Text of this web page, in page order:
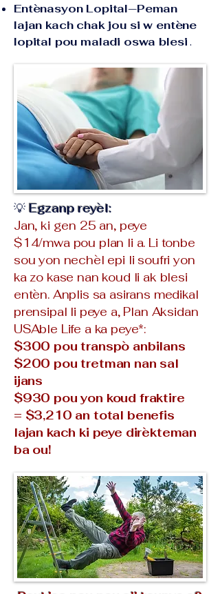
Entènasyon Lopital—Peman
lajan kach chak jou si w entène
lopital pou maladi oswa blesi.
💡 Egzanp reyèl:
Jan, ki gen 25 an, peye
$14/mwa pou plan li a. Li tonbe
sou yon nechèl epi li soufri yon
ka zo kase nan koud li ak blesi
entèn. Anplis sa asirans medikal
prensipal li peye a, Plan Aksidan
USAble Life a ka peye*:
$300 pou transpò anbilans
$200 pou tretman nan sal
ijans
$930 pou yon koud fraktire
= $3,210 an total benefis
lajan kach ki peye dirèkteman
ba ou!